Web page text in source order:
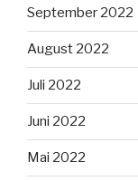
September 2022
August 2022
Juli 2022
Juni 2022
Mai 2022